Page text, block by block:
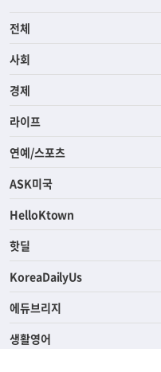
전체
사회
경제
라이프
연예/스포츠
ASK미국
HelloKtown
핫딜
KoreaDailyUs
에듀브리지
생활영어